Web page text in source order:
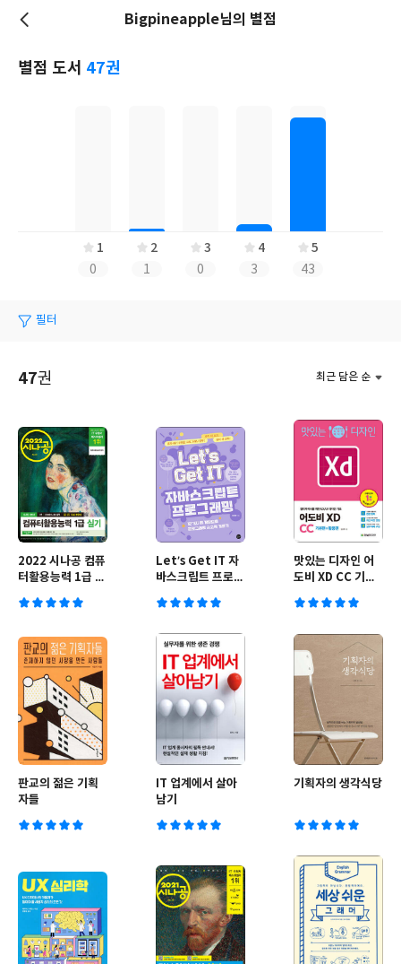
Bigpineapple님의 별점
별점 도서 47권
1
0
2
1
3
0
4
3
5
43
필터
최근 담은 순
47권
2022 시나공 컴퓨
터활용능력 1급 실
Let’s Get IT 자
바스크립트 프로그
맛있는 디자인 어
도비 XD CC 기본
판교의 젊은 기획
자들
IT 업계에서 살아
남기
기획자의 생각식당